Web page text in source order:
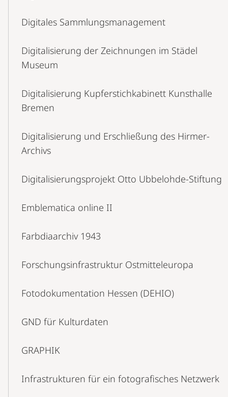
Digitales Sammlungsmanagement
Digitalisierung der Zeichnungen im Städel
Museum
Digitalisierung Kupferstichkabinett Kunsthalle
Bremen
Digitalisierung und Erschließung des Hirmer-
Archivs
Digitalisierungsprojekt Otto Ubbelohde-Stiftung
Emblematica online II
Farbdiaarchiv 1943
Forschungsinfrastruktur Ostmitteleuropa
Fotodokumentation Hessen (DEHIO)
GND für Kulturdaten
GRAPHIK
Infrastrukturen für ein fotografisches Netzwerk